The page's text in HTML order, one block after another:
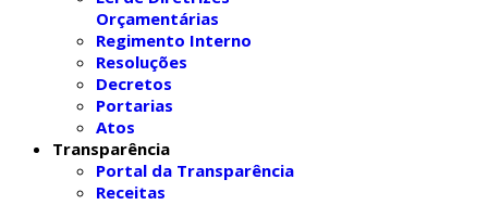
Orçamentárias
Regimento Interno
Resoluções
Decretos
Portarias
Atos
Transparência
Portal da Transparência
Receitas